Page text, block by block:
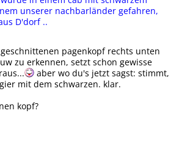
unserer nachbarländer gefahren,
D'dorf ..
pagenkopf rechts unten
zu erkennen, setzt schon gewisse
aber wo du's jetzt sagst: stimmt,
mit dem schwarzen. klar.
kopf?